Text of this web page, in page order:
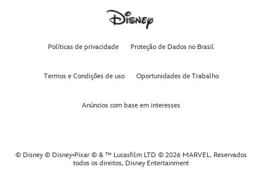
Políticas de privacidade Proteção de Dados no Brasil
Termos e Condições de uso Oportunidades de Trabalho
Anúncios com base em interesses
© Disney © Disney•Pixar © & ™ Lucasfilm LTD © 2026 MARVEL. Reservados
todos os direitos, Disney Entertainment